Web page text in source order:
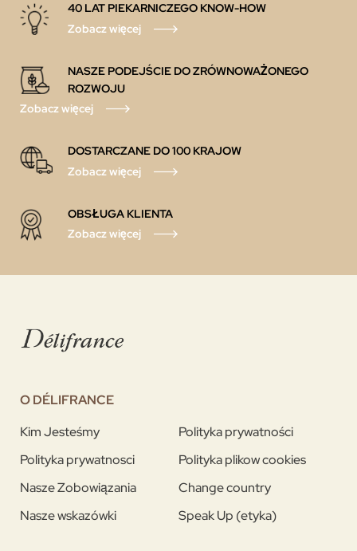
40 LAT PIEKARNICZEGO KNOW-HOW
Zobacz więcej
NASZE PODEJŚCIE DO ZRÓWNOWAŻONEGO
ROZWOJU
Zobacz więcej
DOSTARCZANE DO 100 KRAJOW
Zobacz więcej
OBSŁUGA KLIENTA
Zobacz więcej
O DÉLIFRANCE
Kim Jesteśmy
Polityka prywatności
Polityka prywatnosci
Polityka plikow cookies
Nasze Zobowiązania
Change country
Nasze wskazówki
Speak Up (etyka)